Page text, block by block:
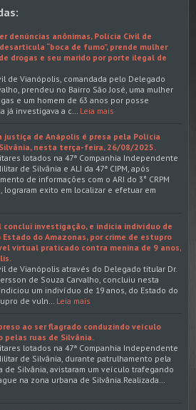
denúncias anônimas, Polícia Civil de
“boca de fumo”, prende mulher
drogas e seu marido por porte ilegal de
de Vianópolis, comandada pelo Delegado
prendeu no Bairro São José, uma mulher
e um homem de 63 anos por posse
já investigava a c… Leia mais
justiça de Anápolis é presa pela Polícia
nesta terça-feira, 26/08/2025.
lotados na 47ª Companhia Independente
de Silvânia e ALI da 47ª CIPM, após
de informações com o ARI do 3° CRPM
lograram exito em localizar e efetuar em
conclui investigação, e indicia indivíduo de
Estado do Amazonas, por crime de estupro
virtual praticado contra menina de 9 anos,
de Vianópolis através do Delegado titular Dr.
de Souza Carvalho, concluiu nesta
um indivíduo de 19 anos, do Estado do
de vuln… Leia mais
ao ser flagrado conduzindo veículo
pelas ruas de Silvânia.
lotados na 47ª Companhia Independente
de Silvânia, durante patrulhamento pela
de Silvânia, avistaram um veículo trafegando
na zona urbana de Silvânia.Realizada…